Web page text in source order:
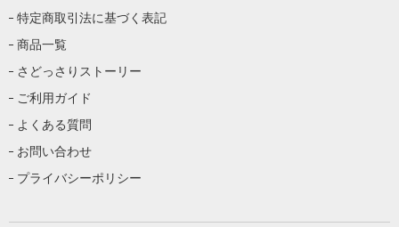
特定商取引法に基づく表記
商品一覧
さどっさりストーリー
ご利用ガイド
よくある質問
お問い合わせ
プライバシーポリシー